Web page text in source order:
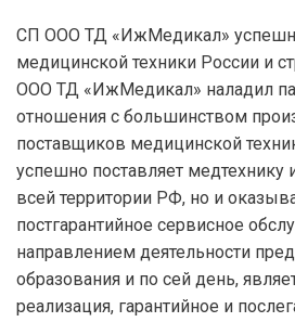
СП ООО ТД «ИжМедикал»
медицинской техники России и
ООО ТД «ИжМедикал» наладил
отношения с большинством
поставщиков медицинской
успешно поставляет
всей территории РФ, но и
постгарантийное сервисное
направлением деятельности
образования и по сей день,
реализация, гарантийное и